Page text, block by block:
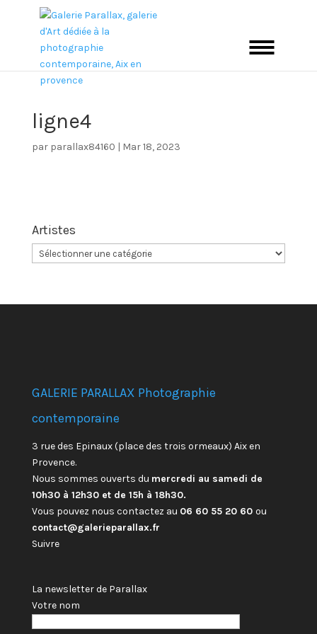
ligne4
par parallax84160 | Mar 18, 2023
Artistes
GALERIE PARALLAX Photographie
contemporaine
3 rue des Epinaux (place des trois ormeaux) Aix en
Provence.
Nous sommes ouverts du mercredi au samedi de
10h30 à 12h30 et de 15h à 18h30.
Vous pouvez nous contactez au 06 60 55 20 60 ou
contact@galerieparallax.fr
Suivre
La newsletter de Parallax
Votre nom